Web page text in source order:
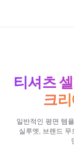
티셔츠
크
일반적인 평면 템
실루엣, 브랜드